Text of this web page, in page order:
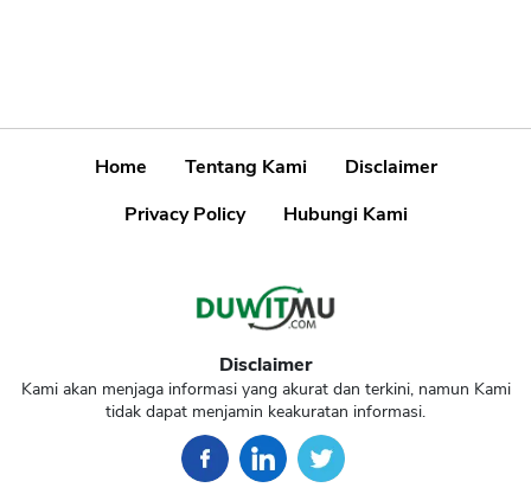
Home Tentang Kami
Disclaimer
Privacy Policy
Hubungi Kami
Disclaimer
Kami akan menjaga informasi yang akurat dan terkini, namun Kami
tidak dapat menjamin keakuratan informasi.